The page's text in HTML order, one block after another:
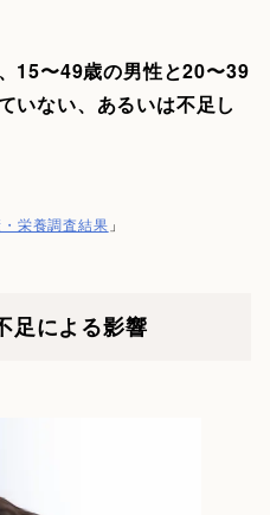
15〜49歳の男性と20〜39
いない、あるいは不足し
栄養調査結果 」
足による影響